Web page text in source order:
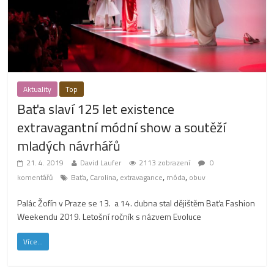
Aktuality Top
Baťa slaví 125 let existence
extravagantní módní show a soutěží
mladých návrhářů
21. 4. 2019 David Laufer 2113 zobrazení
0
komentářů
Baťa, Carolina, extravagance, móda, obuv
Palác Žofín v Praze se 13. a 14. dubna stal dějištěm Baťa Fashion
Weekendu 2019. Letošní ročník s názvem Evoluce
Více...